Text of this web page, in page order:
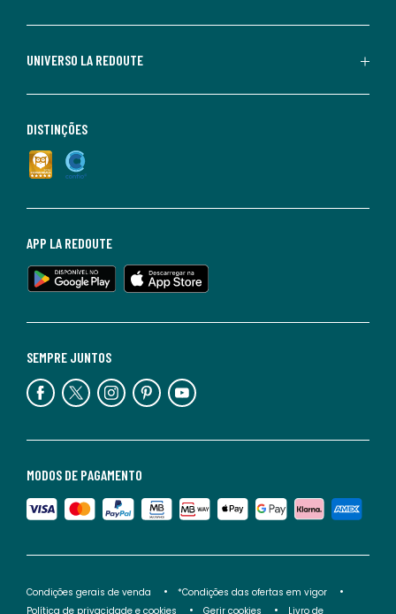
UNIVERSO LA REDOUTE
MODOS DE PAGAMENTO
SEMPRE JUNTOS
APP LA REDOUTE
DISTINÇÕES
Condições gerais de venda
*Condições das ofertas em vigor
Política de privacidade e cookies
Gerir cookies Livro de